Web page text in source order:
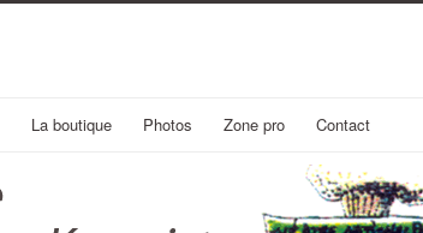
La boutique Photos Zone pro Contact